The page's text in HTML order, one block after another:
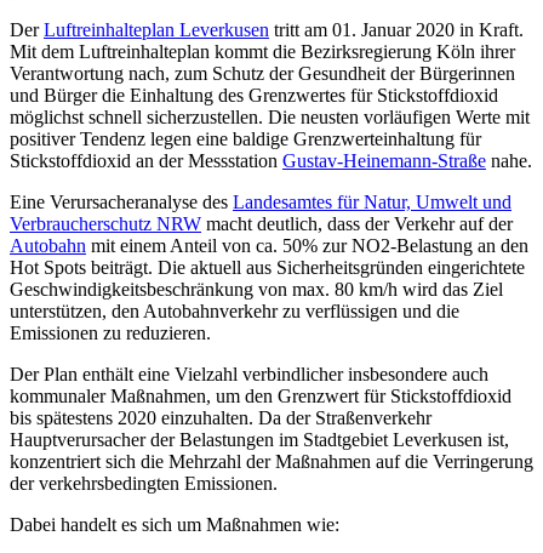
DerLuftreinhalteplan Leverkusen tritt am 01. Januar 2020 in Kraft.
Mit dem Luftreinhalteplan kommt die Bezirksregierung Köln ihrer
Verantwortung nach, zum Schutz der Gesundheit der Bürgerinnen
und Bürger die Einhaltung des Grenzwertes für Stickstoffdioxid
möglichst schnell sicherzustellen. Die neusten vorläufigen Werte mit
positiver Tendenz legen eine baldige Grenzwerteinhaltung für
Stickstoffdioxid an der Messstation Gustav-Heinemann-Straße nahe.
Eine Verursacheranalyse des Landesamtes für Natur, Umwelt und
Verbraucherschutz NRW macht deutlich, dass der Verkehr auf der
Autobahn mit einem Anteil von ca. 50% zur NO2-Belastung an den
Hot Spots beiträgt. Die aktuell aus Sicherheitsgründen eingerichtete
Geschwindigkeitsbeschränkung von max. 80 km/h wird das Ziel
unterstützen, den Autobahnverkehr zu verflüssigen und die
Emissionen zu reduzieren.
Der Plan enthält eine Vielzahl verbindlicher insbesondere auch
kommunaler Maßnahmen, um den Grenzwert für Stickstoffdioxid
bis spätestens 2020 einzuhalten. Da der Straßenverkehr
Hauptverursacher der Belastungen im Stadtgebiet Leverkusen ist,
konzentriert sich die Mehrzahl der Maßnahmen auf die Verringerung
der verkehrsbedingten Emissionen.
Dabei handelt es sich um Maßnahmen wie: